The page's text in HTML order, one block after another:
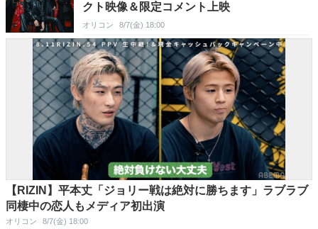
クト映像＆限定コメント上映
オリコン 8/7(金) 18:00
【RIZIN】平本丈「ジョリー戦は絶対に勝ちます」ラブラブ
同棲中の恋人もメディア初出演
オリコン 8/7(金) 18:00